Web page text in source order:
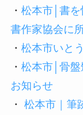
・ 松本市│書
書作家協会に
・ 松本市いと
・ 松本市│骨
お知らせ
・ 松本市｜筆